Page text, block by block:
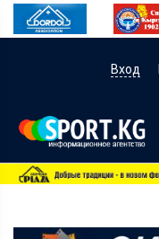
Вход